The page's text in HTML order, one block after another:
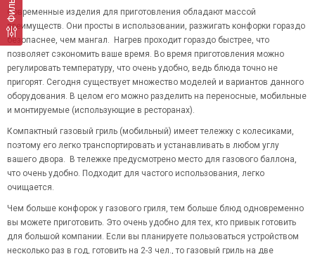
Современные изделия для приготовления обладают массой
преимуществ. Они просты в использовании, разжигать конфорки гораздо
безопаснее, чем мангал. Нагрев проходит гораздо быстрее, что
позволяет сэкономить ваше время. Во время приготовления можно
регулировать температуру, что очень удобно, ведь блюда точно не
пригорят. Сегодня существует множество моделей и вариантов данного
оборудования. В целом его можно разделить на переносные, мобильные
и монтируемые (использующие в ресторанах).
Компактный газовый гриль (мобильный) имеет тележку с колесиками,
поэтому его легко транспортировать и устанавливать в любом углу
вашего двора. В тележке предусмотрено место для газового баллона,
что очень удобно. Подходит для частого использования, легко
очищается.
Чем больше конфорок у газового гриля, тем больше блюд одновременно
вы можете приготовить. Это очень удобно для тех, кто привык готовить
для большой компании. Если вы планируете пользоваться устройством
несколько раз в год, готовить на 2-3 чел., то газовый гриль на две